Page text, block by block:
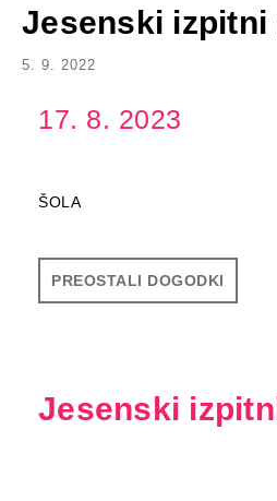
Jesenski izpitni
5. 9. 2022
Jesenski
17. 8. 2023
ŠOLA
PREOSTALI DOGODKI